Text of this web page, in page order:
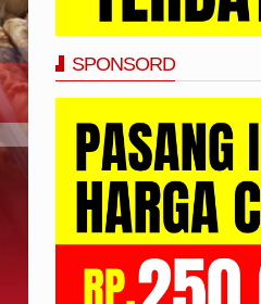
SPONSORD